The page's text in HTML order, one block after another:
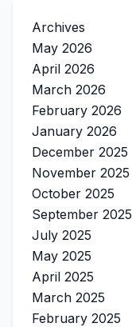
Archives
May 2026
April 2026
March 2026
February 2026
January 2026
December 2025
November 2025
October 2025
September 2025
July 2025
May 2025
April 2025
March 2025
February 2025